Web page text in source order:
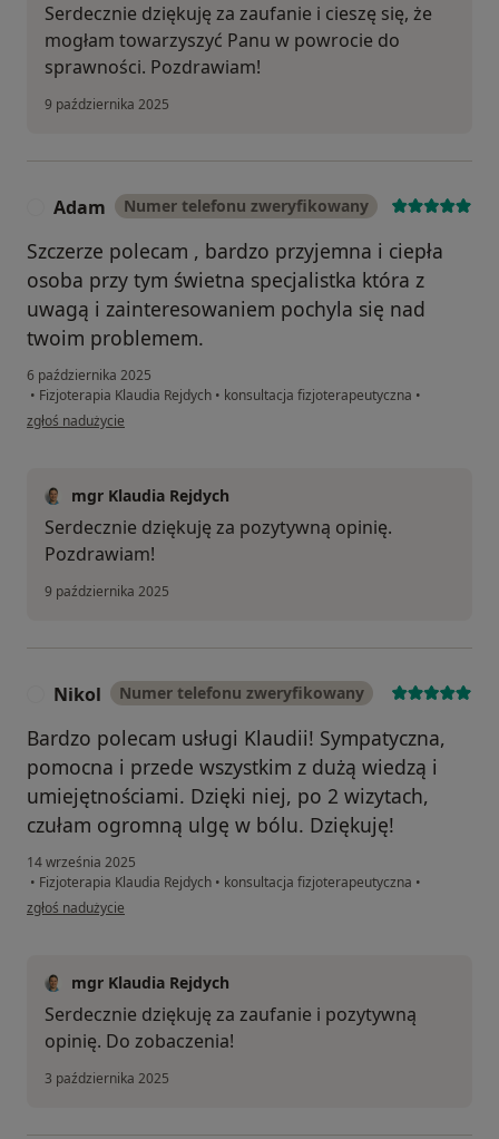
Serdecznie dziękuję za zaufanie i cieszę się, że
mogłam towarzyszyć Panu w powrocie do
sprawności. Pozdrawiam!
9 października 2025
Adam Numer telefonu zweryfikowany
Szczerze polecam , bardzo przyjemna i ciepła
osoba przy tym świetna specjalistka która z
uwagą i zainteresowaniem pochyla się nad
twoim problemem.
6 października 2025
• Fizjoterapia Klaudia Rejdych • konsultacja fizjoterapeutyczna •
w opinii użytkownika Adam
zgłoś nadużycie
mgr Klaudia Rejdych
Serdecznie dziękuję za pozytywną opinię.
Pozdrawiam!
9 października 2025
Nikol Numer telefonu zweryfikowany
Bardzo polecam usługi Klaudii! Sympatyczna,
pomocna i przede wszystkim z dużą wiedzą i
umiejętnościami. Dzięki niej, po 2 wizytach,
czułam ogromną ulgę w bólu. Dziękuję!
14 września 2025
• Fizjoterapia Klaudia Rejdych • konsultacja fizjoterapeutyczna •
w opinii użytkownika Nikol
zgłoś nadużycie
mgr Klaudia Rejdych
Serdecznie dziękuję za zaufanie i pozytywną
opinię. Do zobaczenia!
3 października 2025